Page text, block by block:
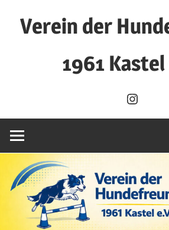
InhaltVerein der
1961 Kastel
Hundefreunde
1961
Kastel
e.V.